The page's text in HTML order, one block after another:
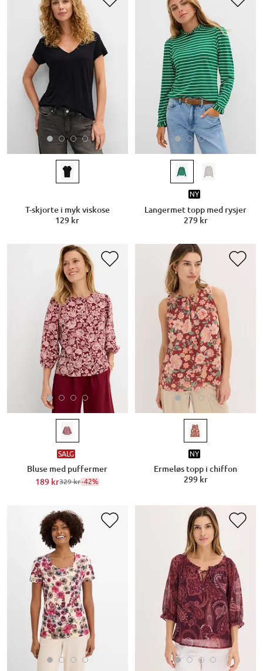
T-skjorte i myk viskose
129 kr
NY
Langermet topp med rysjer
279 kr
SALG
Bluse med puffermer
189 kr329 kr-42%
NY
Ermeløs topp i chiffon
299 kr